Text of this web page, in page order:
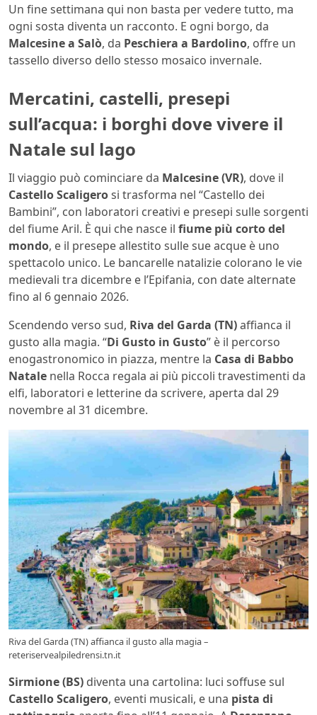
Un fine settimana qui non basta per vedere tutto, ma
ogni sosta diventa un racconto. E ogni borgo, da
Malcesine a Salò, da Peschiera a Bardolino, offre un
tassello diverso dello stesso mosaico invernale.
Mercatini, castelli, presepi
sull’acqua: i borghi dove vivere il
Natale sul lago
Il viaggio può cominciare da Malcesine (VR), dove il
Castello Scaligerosi trasforma nel “Castello dei
Bambini”, con laboratori creativi e presepi sulle sorgenti
del fiume Aril. È qui che nasce il fiume più corto del
mondo, e il presepe allestito sulle sue acque è uno
spettacolo unico. Le bancarelle natalizie colorano le vie
medievali tra dicembre e l’Epifania, con date alternate
fino al 6 gennaio 2026.
Scendendo verso sud, Riva del Garda (TN)affianca il
gusto alla magia. “Di Gusto in Gusto” è il percorso
enogastronomico in piazza, mentre la Casa di Babbo
Natale nella Rocca regala ai più piccoli travestimenti da
elfi, laboratori e letterine da scrivere, aperta dal 29
novembre al 31 dicembre.
Riva del Garda (TN) affianca il gusto alla magia –
reteriservealpiledrensi.tn.it
Sirmione (BS) diventa una cartolina: luci soffuse sul
Castello Scaligero, eventi musicali, e una pista di